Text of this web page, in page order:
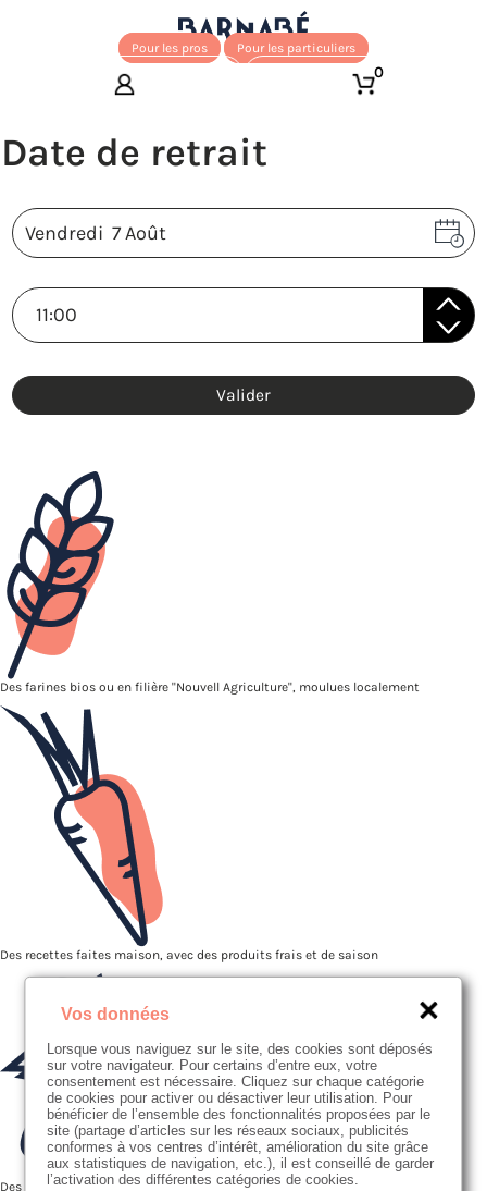
Pour les pros Pour les particuliers
0
Valider
Des farines bios ou en filière "Nouvell Agriculture", moulues localement
Des recettes faites maison, avec des produits frais et de saison
Des producteurs proches de nous
Vos données
Lorsque vous naviguez sur le site, des cookies sont déposés
sur votre navigateur. Pour certains d’entre eux, votre
consentement est nécessaire. Cliquez sur chaque catégorie
de cookies pour activer ou désactiver leur utilisation. Pour
bénéficier de l’ensemble des fonctionnalités proposées par le
site (partage d’articles sur les réseaux sociaux, publicités
conformes à vos centres d’intérêt, amélioration du site grâce
aux statistiques de navigation, etc.), il est conseillé de garder
l’activation des différentes catégories de cookies.